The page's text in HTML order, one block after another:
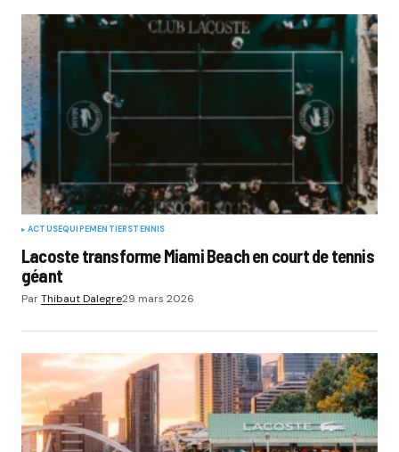
ACTUSEQUIPEMENTIERSTENNIS
Lacoste transforme Miami Beach en court de tennis
géant
ParThibaut Dalegre29 mars 2026